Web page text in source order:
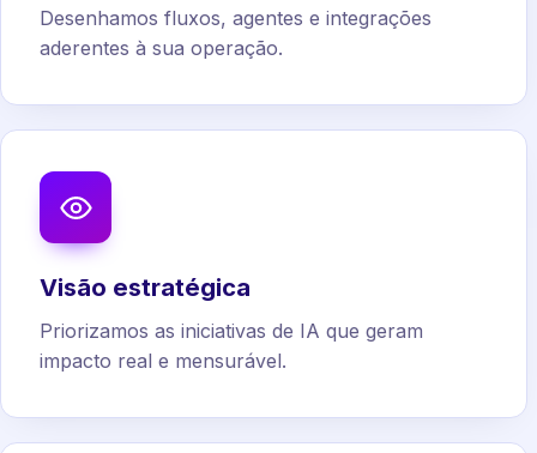
Desenhamos fluxos, agentes e integrações
aderentes à sua operação.
Visão estratégica
Priorizamos as iniciativas de IA que geram
impacto real e mensurável.